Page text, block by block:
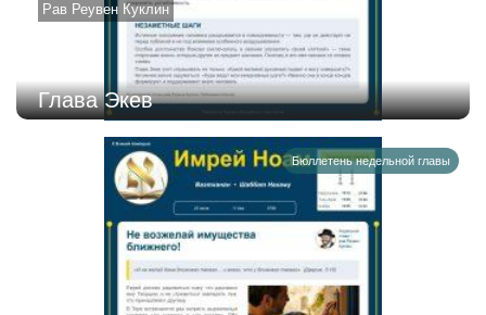
Рав Реувен Куклин
Глава Экев
Бюллетень недельной главы